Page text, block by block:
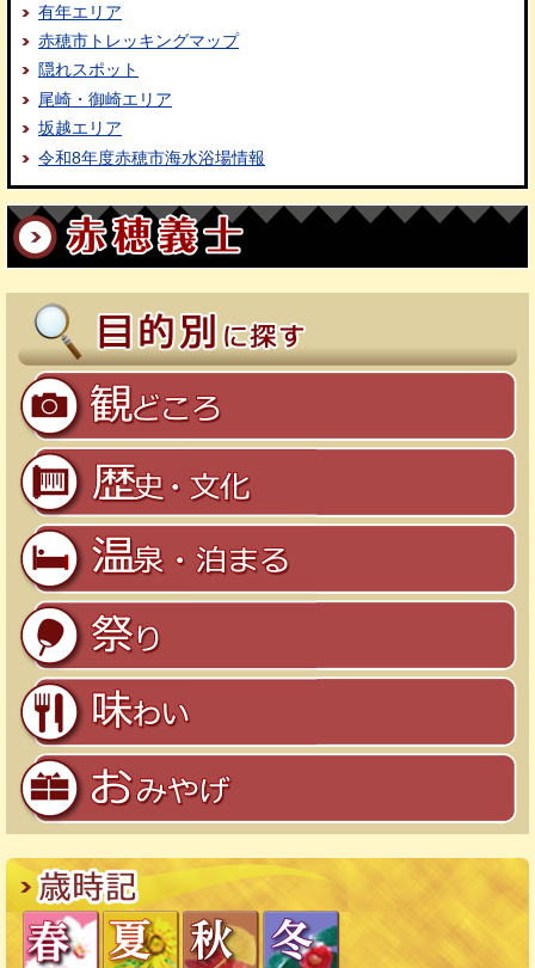
有年エリア
赤穂市トレッキングマップ
隠れスポット
尾崎・御崎エリア
坂越エリア
令和8年度赤穂市海水浴場情報
赤穂義士
目的別に探す
観どころ
歴史・文化
温泉・泊まる
祭り
味わい
おみやげ
歳時記
春 夏 秋 冬